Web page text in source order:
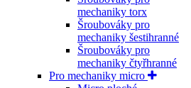
mechaniky torx
Šroubováky pro
mechaniky šestihranné
Šroubováky pro
mechaniky čtyřhranné
Pro mechaniky micro